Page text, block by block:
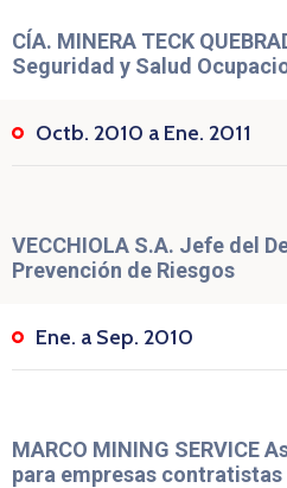
CÍA. MINERA TECK
Seguridad y Salud
Octb. 2010 a Ene. 2011
VECCHIOLA S.A. Jefe del
Prevención de Riesgos
Ene. a Sep. 2010
MARCO MINING SERVICE
para empresas contratistas